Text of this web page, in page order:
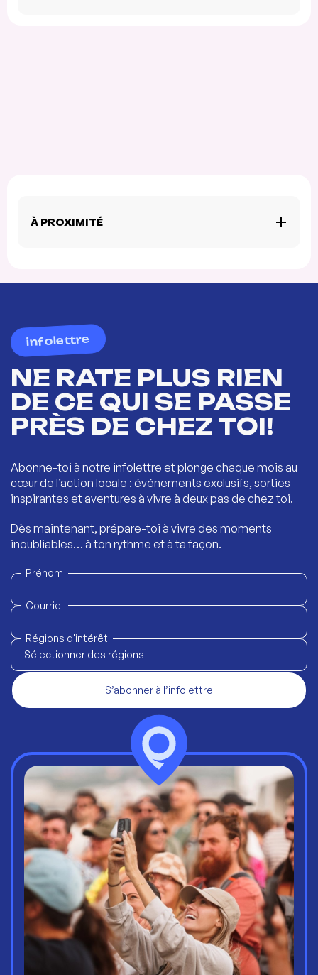
À PROXIMITÉ
infolettre
NE RATE PLUS RIEN
DE CE QUI SE PASSE
PRÈS DE CHEZ TOI!
Abonne-toi à notre infolettre et plonge chaque mois au
cœur de l’action locale : événements exclusifs, sorties
inspirantes et aventures à vivre à deux pas de chez toi.
Dès maintenant, prépare-toi à vivre des moments
inoubliables… à ton rythme et à ta façon.
Prénom
Courriel
Régions d'intérêt
Sélectionner des régions
S’abonner à l’infolettre